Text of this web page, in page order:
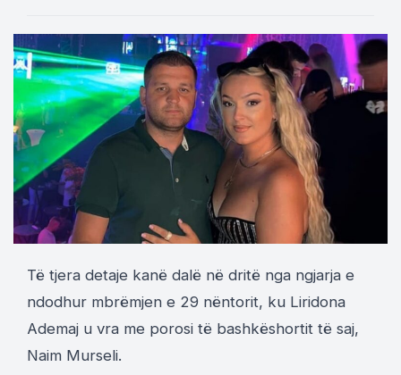
Të tjera detaje kanë dalë në dritë nga ngjarja e
ndodhur mbrëmjen e 29 nëntorit, ku Liridona
Ademaj u vra me porosi të bashkëshortit të saj,
Naim Murseli.